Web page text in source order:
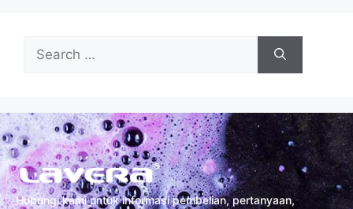
Hubungi kami untuk informasi pembelian, pertanyaan,